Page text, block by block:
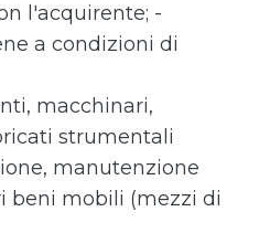
l'acquirente; -
a condizioni di
macchinari,
strumentali
manutenzione
beni mobili (mezzi di